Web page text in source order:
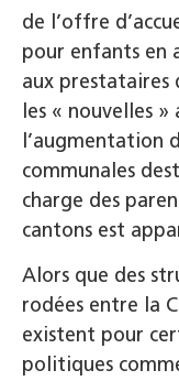
de l’offre
pour enfants en
aux prestataires
les « nouvelles
l’augmentation
communales
charge des
cantons est
Alors que des
rodées entre la
existent pour
politiques